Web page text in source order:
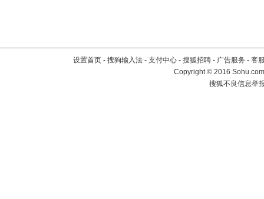
设置首页 - 搜狗输入法 - 支付中心 - 搜狐招聘 - 广告服务 - 客
Copyright©2016
搜狐不良信息举